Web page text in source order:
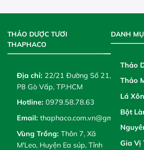
THẢO DƯỢC TƯƠI
THAPHACO
Địa chỉ: 22/21 Đường Số 21,
P8 Gò Vấp, TP.HCM
Hotline: 0979.58.78.63
Email: thaphaco.com.vn@gmail.com
Vùng Trồng: Thôn 7, Xã
M'Leo, Huyện Ea súp, Tỉnh
DANH
Thảo
Thảo
Lá
Bột
Gia Vị